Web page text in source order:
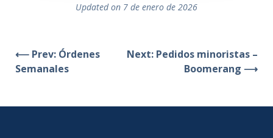
Updated on 7 de enero de 2026
⟵ Prev: Órdenes
Semanales
Next: Pedidos minoristas –
Boomerang ⟶